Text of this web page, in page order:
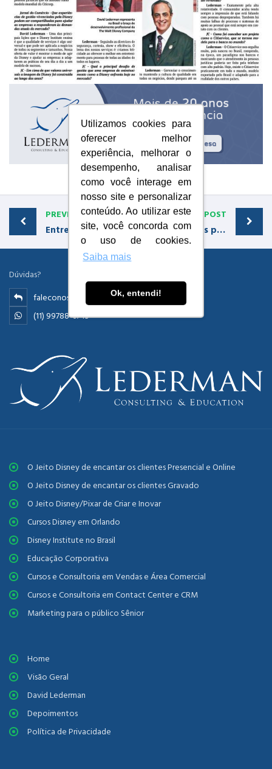
Utilizamos cookies para
oferecer melhor
experiência, melhorar o
desempenho, analisar
como você interage em
nosso site e personalizar
conteúdo. Ao utilizar este
site, você concorda com
o uso de cookies.
Saiba mais
Ok, entendi!
PREVIOUS POST
Entrevista ao Itaú
NEXT POST
Três perguntas para David Lederman
Dúvidas?
faleconosco@ledermanconsulting.com.br
(11) 99788-6745
O Jeito Disney de encantar os clientes Presencial e Online
O Jeito Disney de encantar os clientes Gravado
O Jeito Disney/Pixar de Criar e Inovar
Cursos Disney em Orlando
Disney Institute no Brasil
Educação Corporativa
Cursos e Consultoria em Vendas e Área Comercial
Cursos e Consultoria em Contact Center e CRM
Marketing para o público Sênior
Home
Visão Geral
David Lederman
Depoimentos
Política de Privacidade